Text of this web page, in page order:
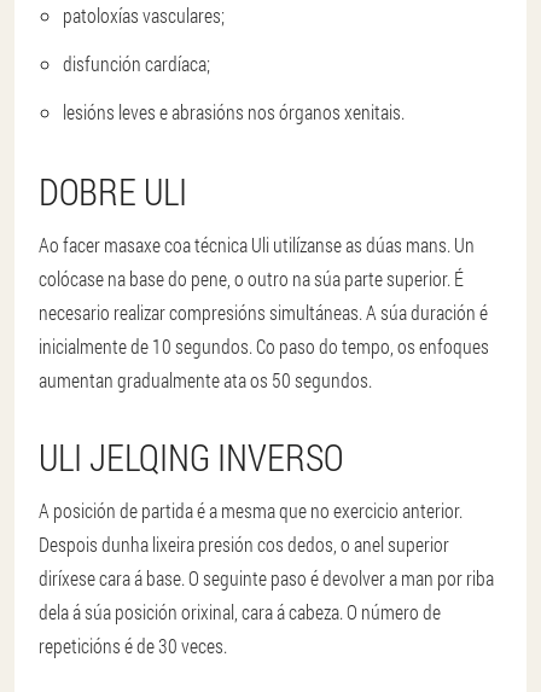
patoloxías vasculares;
disfunción cardíaca;
lesións leves e abrasións nos órganos xenitais.
DOBRE ULI
Ao facer masaxe coa técnica Uli utilízanse as dúas mans. Un
colócase na base do pene, o outro na súa parte superior. É
necesario realizar compresións simultáneas. A súa duración é
inicialmente de 10 segundos. Co paso do tempo, os enfoques
aumentan gradualmente ata os 50 segundos.
ULI JELQING INVERSO
A posición de partida é a mesma que no exercicio anterior.
Despois dunha lixeira presión cos dedos, o anel superior
diríxese cara á base. O seguinte paso é devolver a man por riba
dela á súa posición orixinal, cara á cabeza. O número de
repeticións é de 30 veces.